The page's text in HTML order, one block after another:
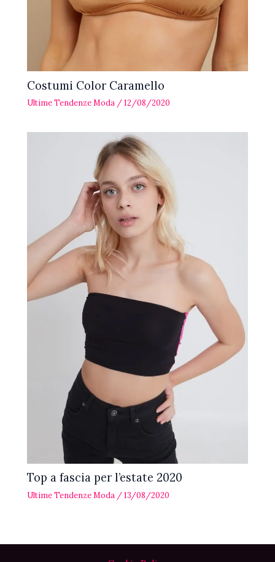
Costumi Color Caramello
Ultime Tendenze Moda /12/08/2020
Top a fascia per l’estate 2020
Ultime Tendenze Moda /13/08/2020